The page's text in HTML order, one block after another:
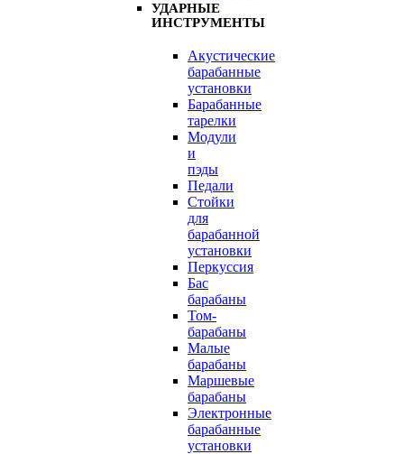
УДАРНЫЕ
ИНСТРУМЕНТЫ
Акустические
барабанные
установки
Барабанные
тарелки
Модули
и
пэды
Педали
Стойки
для
барабанной
установки
Перкуссия
Бас
барабаны
Том-
барабаны
Малые
барабаны
Маршевые
барабаны
Электронные
барабанные
установки